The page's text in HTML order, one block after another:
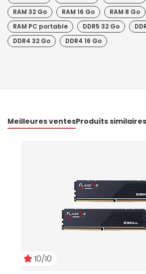
RAM 32 Go
RAM 16 Go RAM 8 Go
RAM PC portable
DDR5 32 Go
DDR4 32 Go
DDR4 16 Go
Meilleures ventesProduits similaires
10/10